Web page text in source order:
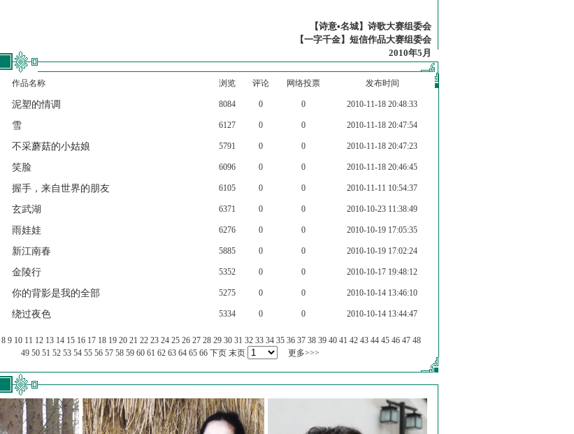
【诗意•名城】诗歌大赛组委会
【一字千金】短信作品大赛组委会
2010年5月
作品名称 浏览 评论 网络投票 发布时间
泥塑的情调 8084 0 0 2010-11-18 20:48:33
雪 6127 0 0 2010-11-18 20:47:54
不采蘑菇的小姑娘 5791 0 0 2010-11-18 20:47:23
笑脸 6096 0 0 2010-11-18 20:46:45
握手，来自世界的朋友 6105 0 0 2010-11-11 10:54:37
玄武湖 6371 0 0 2010-10-23 11:38:49
雨娃娃 6276 0 0 2010-10-19 17:05:35
新江南春 5885 0 0 2010-10-19 17:02:24
金陵行 5352 0 0 2010-10-17 19:48:12
你的背影是我的全部 5275 0 0 2010-10-14 13:46:10
绕过夜色 5334 0 0 2010-10-14 13:44:47
8 9 10 11 12 13 14 15 16 17 18 19 20 21 22 23 24 25 26 27 28 29 30 31 32 33 34 35 36 37 38 39 40 41 42 43 44 45 46 47 48
49 50 51 52 53 54 55 56 57 58 59 60 61 62 63 64 65 66 下页 末页 更多>>>